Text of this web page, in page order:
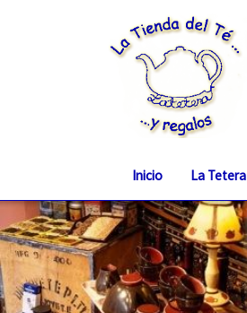
Inicio La Tetera